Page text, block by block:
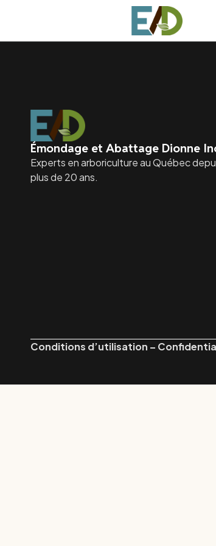
Hello world!
Émondage et Abattage Dionne
Experts en arboriculture au Québec
plus de 20 ans.
Conditions d’utilisation –